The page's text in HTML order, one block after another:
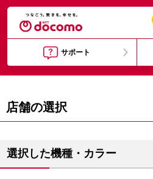
サポート
店舗の選択
選択した機種・カラー